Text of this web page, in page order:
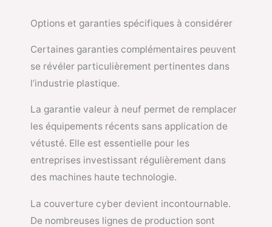
Options et garanties spécifiques à considérer
Certaines garanties complémentaires peuvent
se révéler particulièrement pertinentes dans
l’industrie plastique.
La garantie valeur à neuf permet de remplacer
les équipements récents sans application de
vétusté. Elle est essentielle pour les
entreprises investissant régulièrement dans
des machines haute technologie.
La couverture cyber devient incontournable.
De nombreuses lignes de production sont